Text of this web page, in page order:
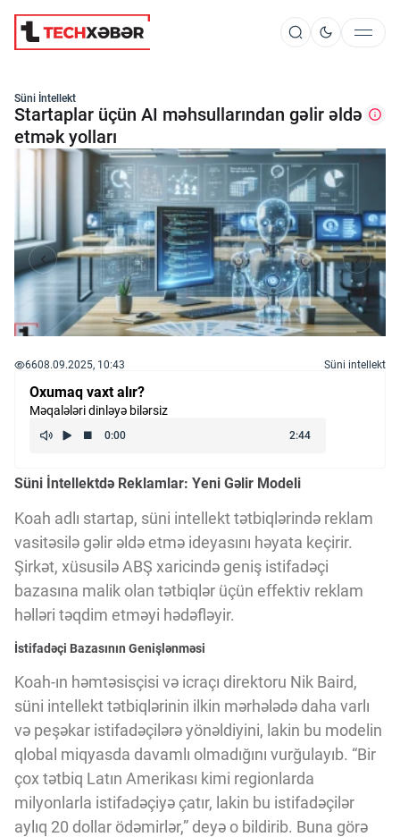
Süni İntellekt
Elm və Kosmos
Texnoloji İnkişaf
İnnovasiya və Startaplar
Robot və Cihazlar
Kriptovalyuta
ÇƏRƏZLƏR SİYASƏTİ
İSTIFADƏ ŞƏRTLƏRİ
MƏXFİLİK SİYASƏTİ
Haqqımızda
Vizyoner Baxışı
Innovasiya Bələdçisi
Süni İntellekt
Startaplar üçün AI məhsullarından gəlir əldə
etmək yolları
6608.09.2025, 10:43 Süni intellekt
Oxumaq vaxt alır?
Məqalələri dinləyə bilərsiz
Süni İntellektdə Reklamlar: Yeni Gəlir Modeli
Koah adlı startap, süni intellekt tətbiqlərində reklam
vasitəsilə gəlir əldə etmə ideyasını həyata keçirir.
Şirkət, xüsusilə ABŞ xaricində geniş istifadəçi
bazasına malik olan tətbiqlər üçün effektiv reklam
həlləri təqdim etməyi hədəfləyir.
İstifadəçi Bazasının Genişlənməsi
Koah-ın həmtəsisçisi və icraçı direktoru Nik Baird,
süni intellekt tətbiqlərinin ilkin mərhələdə daha varlı
və peşəkar istifadəçilərə yönəldiyini, lakin bu modelin
qlobal miqyasda davamlı olmadığını vurğulayıb. “Bir
çox tətbiq Latın Amerikası kimi regionlarda
milyonlarla istifadəçiyə çatır, lakin bu istifadəçilər
aylıq 20 dollar ödəmirlər,” deyə o bildirib. Buna görə